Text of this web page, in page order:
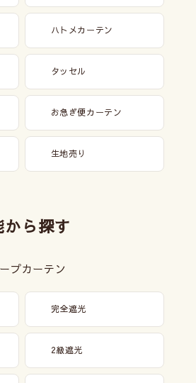
ハトメカーテン
タッセル
お急ぎ便カーテン
生地売り
から探す
プカーテン
完全遮光
2級遮光